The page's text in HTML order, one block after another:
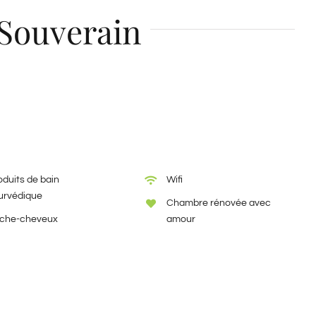
de bain
cheveux
Wifi
Chambre rénovée avec
amour